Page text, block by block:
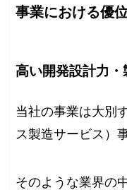
事業における優
高い開発設計力・
当社の事業は大別
ス製造サービス）
そのような業界の